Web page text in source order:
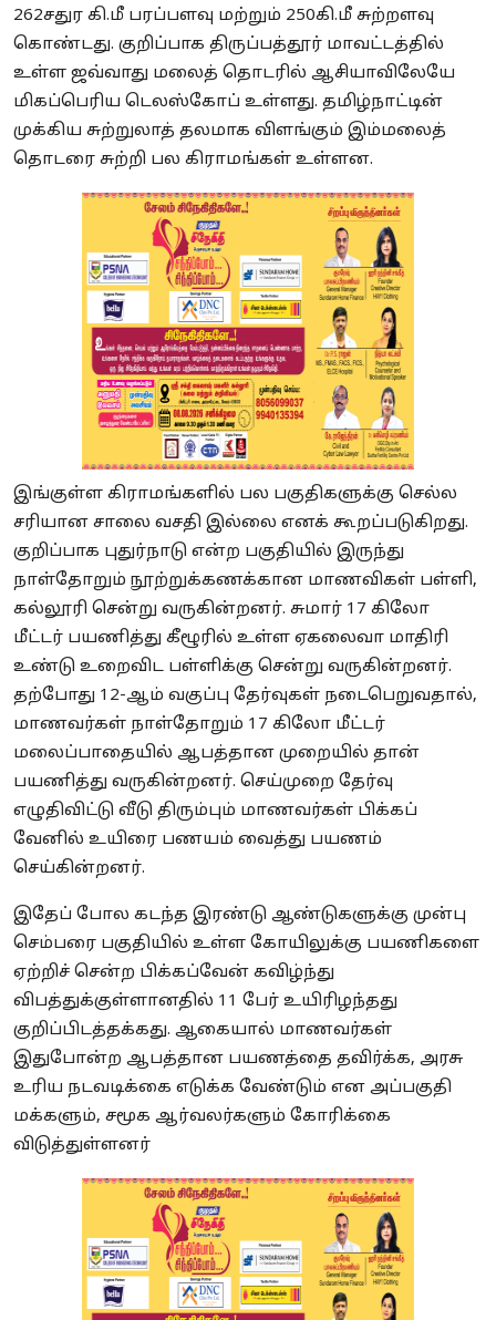
262சதுர கி.மீ பரப்பளவு மற்றும் 250கி.மீ சுற்றளவு
கொண்டது. குறிப்பாக திருப்பத்தூர் மாவட்டத்தில்
உள்ள ஜவ்வாது மலைத் தொடரில் ஆசியாவிலேயே
மிகப்பெரிய டெலஸ்கோப் உள்ளது. தமிழ்நாட்டின்
முக்கிய சுற்றுலாத் தலமாக விளங்கும் இம்மலைத்
தொடரை சுற்றி பல கிராமங்கள் உள்ளன.
இங்குள்ள கிராமங்களில் பல பகுதிகளுக்கு செல்ல
சரியான சாலை வசதி இல்லை எனக் கூறப்படுகிறது.
குறிப்பாக புதுர்நாடு என்ற பகுதியில் இருந்து
நாள்தோறும் நூற்றுக்கணக்கான மாணவிகள் பள்ளி,
கல்லூரி சென்று வருகின்றனர். சுமார் 17 கிலோ
மீட்டர் பயணித்து கீழூரில் உள்ள ஏகலைவா மாதிரி
உண்டு உறைவிட பள்ளிக்கு சென்று வருகின்றனர்.
தற்போது 12-ஆம் வகுப்பு தேர்வுகள் நடைபெறுவதால்,
மாணவர்கள் நாள்தோறும் 17 கிலோ மீட்டர்
மலைப்பாதையில் ஆபத்தான முறையில் தான்
பயணித்து வருகின்றனர். செய்முறை தேர்வு
எழுதிவிட்டு வீடு திரும்பும் மாணவர்கள் பிக்கப்
வேனில் உயிரை பணயம் வைத்து பயணம்
செய்கின்றனர்.
இதேப் போல கடந்த இரண்டு ஆண்டுகளுக்கு முன்பு
செம்பரை பகுதியில் உள்ள கோயிலுக்கு பயணிகளை
ஏற்றிச் சென்ற பிக்கப்வேன் கவிழ்ந்து
விபத்துக்குள்ளானதில் 11 பேர் உயிரிழந்தது
குறிப்பிடத்தக்கது. ஆகையால் மாணவர்கள்
இதுபோன்ற ஆபத்தான பயணத்தை தவிர்க்க, அரசு
உரிய நடவடிக்கை எடுக்க வேண்டும் என அப்பகுதி
மக்களும், சமூக ஆர்வலர்களும் கோரிக்கை
விடுத்துள்ளனர்